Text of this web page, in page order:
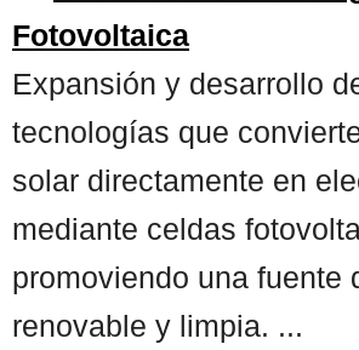
Fotovoltaica
Expansión y desarrollo
tecnologías que
solar directamente en
mediante celdas
promoviendo una fuente
renovable y limpia. ...